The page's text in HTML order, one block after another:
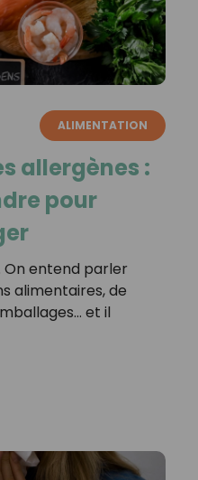
ALIMENTATION
allergènes :
pour
On entend parler
alimentaires, de
et il